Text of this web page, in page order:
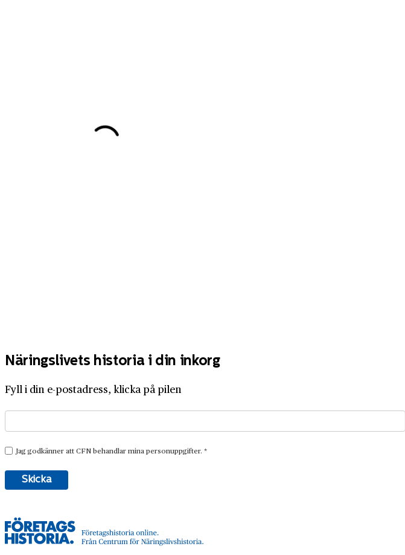
Näringslivets historia i din inkorg
Fyll i din e-postadress, klicka på pilen